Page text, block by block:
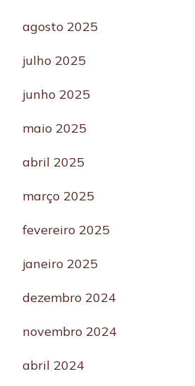
agosto 2025
julho 2025
junho 2025
maio 2025
abril 2025
março 2025
fevereiro 2025
janeiro 2025
dezembro 2024
novembro 2024
abril 2024